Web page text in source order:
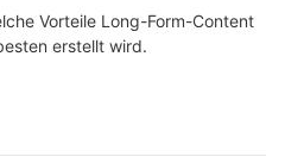
Vorteile Long-Form-Content
erstellt wird.